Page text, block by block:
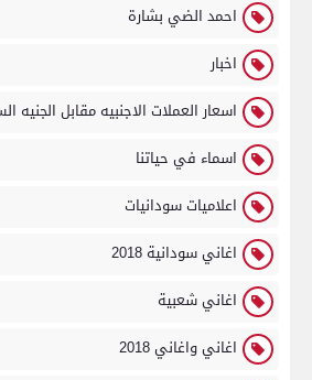
احمد الضي بشارة
اخبار
اسعار العملات الاجنبيه مقابل الجنيه
اسماء في حياتنا
اعلاميات سودانيات
اغاني سودانية 2018
اغاني شعبية
اغاني واغاني 2018